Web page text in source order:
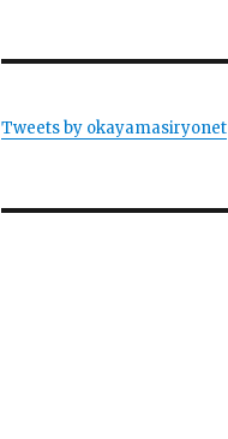
Tweets by okayamasiryonet